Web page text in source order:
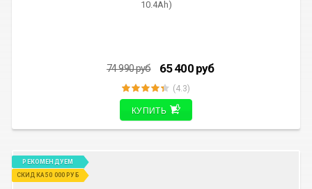
10.4Ah)
74 990руб 65 400 руб
(4.3)
КУПИТЬ